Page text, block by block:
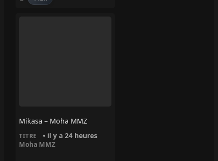
Mikasa – Moha MMZ
TITRE • il y a 24 heures
Moha MMZ